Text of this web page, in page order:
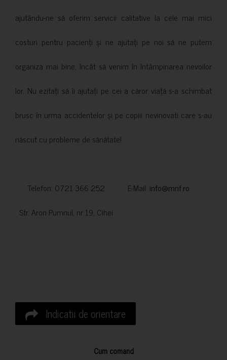
ajutându-ne să oferim servicii calitative la cele mai mici
costuri pentru pacienți și ne ajutați pe noi să ne putem
organiza mai bine, încât să venim în întâmpinarea nevoilor
lor. Nu ezitați să îi ajutați pe cei a căror viață s-a schimbat
brusc în urma accidentelor și pe copiii nevinovati care s-au
născut cu probleme de sănătate!
Telefon: 0721 366 252 E-Mail: info@mnf.ro
Str. Aron Pumnul, nr 19, Cihei
Indicatii de orientare
Cum comand